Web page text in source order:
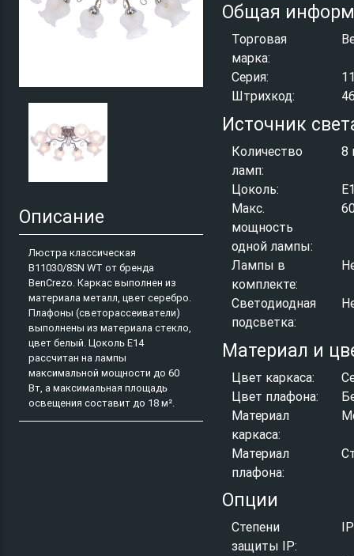
Описание
Люстра классическая
B11030/8SN WT от бренда
BenCrezo. Каркас выполнен из
материала металл, цвет серебро.
Плафоны (светорассеиватели)
выполнены из материала стекло,
цвет белый. Цоколь E14
рассчитан на лампы
максимальной мощности до 60
Вт, а максимальная площадь
освещения составит до 18 м².
Общая
Торговая
марка:
Серия:
Штрихкод:
Источник
Количество
ламп:
8
Цоколь:
Макс.
мощность
одной лампы:
Лампы в
комплекте:
Светодиодная
подсветка:
Материал и
Цвет каркаса:
Цвет плафона:
Материал
каркаса:
Материал
плафона:
Опции
Степени
защиты IP: